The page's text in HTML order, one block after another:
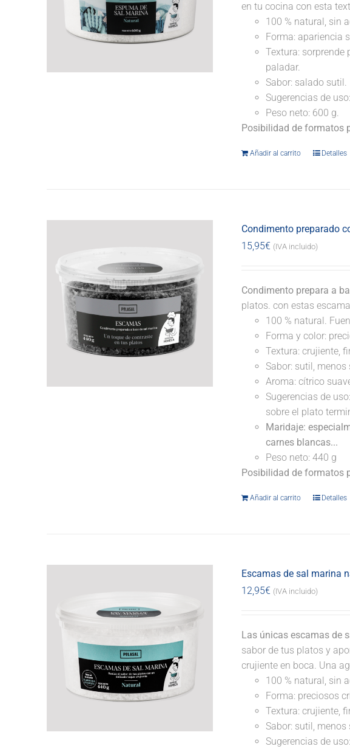
en tu cocina con esta
100 % natural, sin
Forma: apariencia
Textura: sorprende
paladar.
Sabor: salado sutil.
Sugerencias de
Peso neto: 600 g.
Posibilidad de formatos
Añadir al carrito Detalles
Condimento preparado
15,95€ (IVA incluido)
Condimento prepara a
platos. con estas
100 % natural.
Forma y color:
Textura: crujiente,
Sabor: sutil,
Aroma: cítrico
Sugerencias de
sobre el plato
Maridaje:
carnes blancas...
Peso neto: 440 g
Posibilidad de formatos
Añadir al carrito Detalles
Escamas de sal marina
12,95€ (IVA incluido)
Las únicas escamas de
sabor de tus platos y
crujiente en boca. Una
100 % natural, sin
Forma: preciosos
Textura: crujiente,
Sabor: sutil,
Sugerencias de